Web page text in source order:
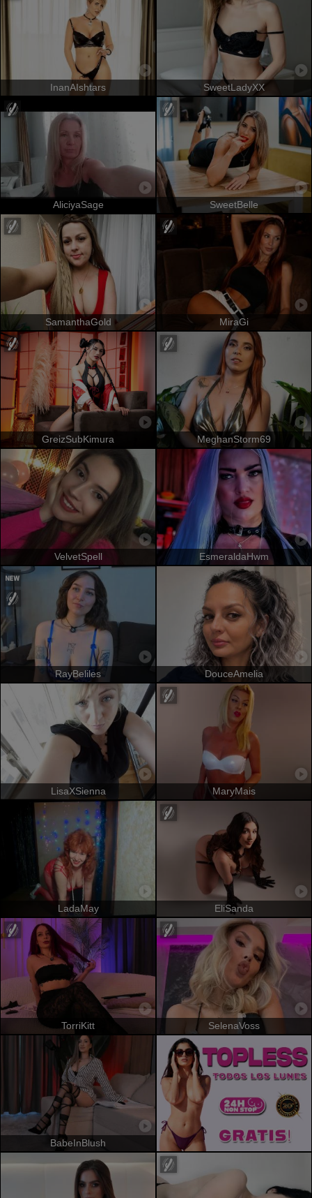
InanAIshtars SweetLadyXX
AliciyaSage SweetBelle
SamanthaGold MiraGi
GreizSubKimura MeghanStorm69
VelvetSpell EsmeraldaHwm
RayBeliles DouceAmelia
LisaXSienna MaryMais
LadaMay EliSanda
TorriKitt SelenaVoss
BabeInBlush